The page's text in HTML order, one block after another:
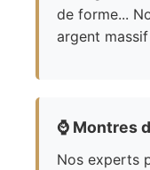
de forme...
argent
⌚ Montres
Nos experts